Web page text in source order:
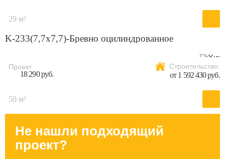
29 м²
K-233(7,7x7,7)-Бревно оцилиндрованное
Проект
18 290 руб.
Строительство:
от 1 592 430 руб.
50 м²
Не нашли подходящий
проект?